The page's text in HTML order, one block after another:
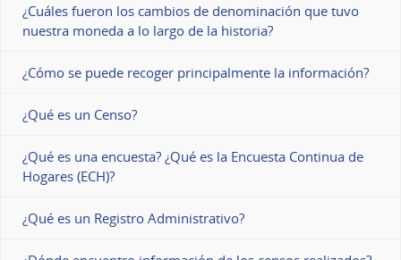
¿Cuáles fueron los cambios de denominación que tuvo
nuestra moneda a lo largo de la historia?
¿Cómo se puede recoger principalmente la información?
¿Qué es un Censo?
¿Qué es una encuesta? ¿Qué es la Encuesta Continua de
Hogares (ECH)?
¿Qué es un Registro Administrativo?